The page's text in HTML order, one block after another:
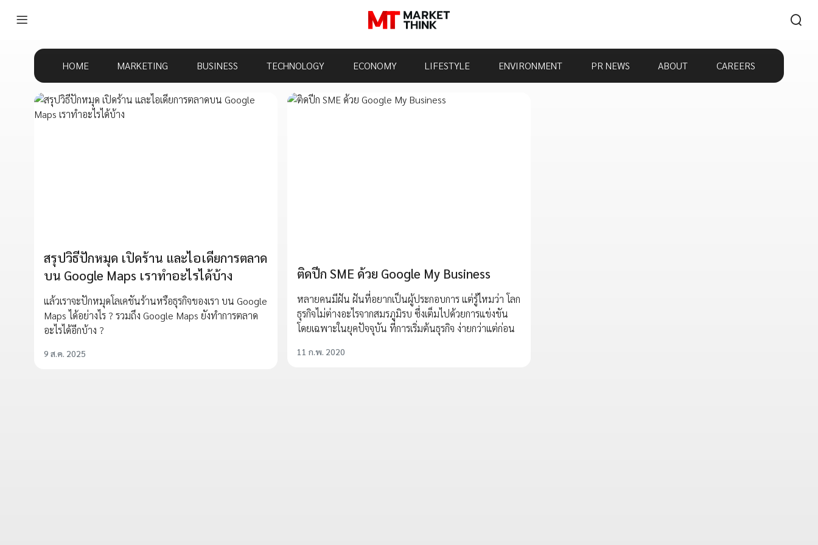
HOME MARKETING BUSINESS TECHNOLOGY ECONOMY LIFESTYLE ENVIRONMENT PR NEWS ABOUT CAREERS
สรุปวิธีปักหมุด เปิดร้าน และไอเดียการตลาด
บน Google Maps เราทำอะไรได้บ้าง
แล้วเราจะปักหมุดโลเคชันร้านหรือธุรกิจของเรา บน Google
Maps ได้อย่างไร ? รวมถึง Google Maps ยังทำการตลาด
อะไรได้อีกบ้าง ?
9 ส.ค. 2025
ติดปีก SME ด้วย Google My Business
หลายคนมีฝัน ฝันที่อยากเป็นผู้ประกอบการ แต่รู้ไหมว่า โลก
ธุรกิจไม่ต่างอะไรจากสมรภูมิรบ ซึ่งเต็มไปด้วยการแข่งขัน
โดยเฉพาะในยุคปัจจุบัน ที่การเริ่มต้นธุรกิจ ง่ายกว่าแต่ก่อน
11 ก.พ. 2020